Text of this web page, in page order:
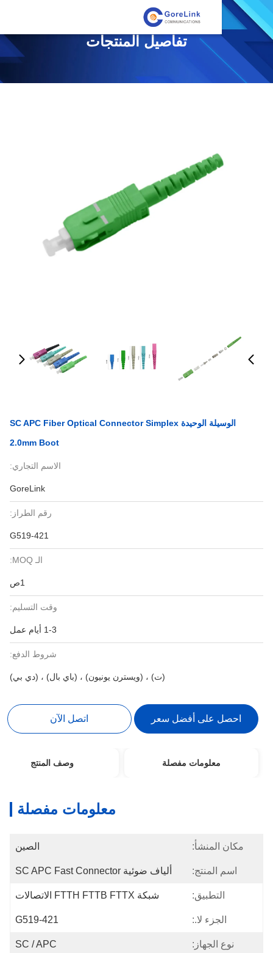
تفاصيل المنتجات
الوسيلة الوحيدة SC APC Fiber Optical Connector Simplex
2.0mm Boot
الاسم التجاري:
GoreLink
رقم الطراز:
G519-421
وقت التسليم:
شروط الدفع:
(ت) ، (ويسترن يونيون) ، (باي بال) ، (دي بي)
احصل على أفضل سعر اتصل الآن
معلومات مفصلة وصف المنتج
معلومات مفصلة
مكان المنشأ:
اسم المنتج: ألياف ضوئية SC APC Fast Connector
التطبيق:
الجزء لا.: G519-421
نوع الجهاز: SC / APC